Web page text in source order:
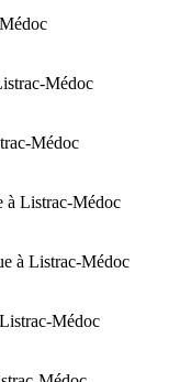
Médoc
Médoc
à Listrac-Médoc
à Listrac-Médoc
Médoc